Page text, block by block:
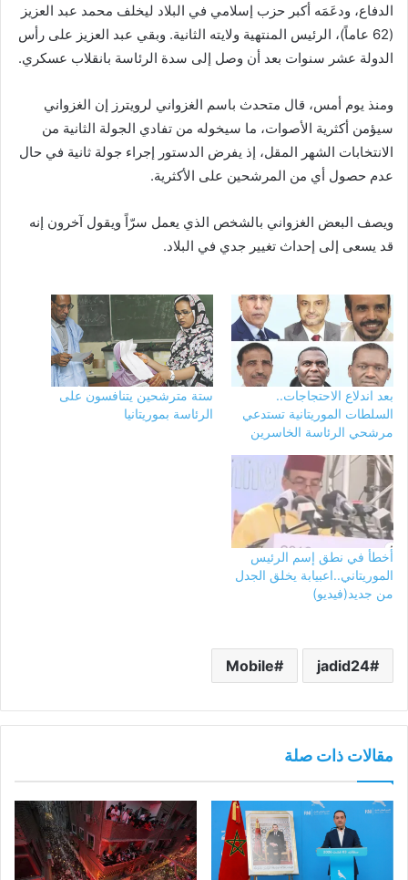
الدفاع، ودعَمَه أكبر حزب إسلامي في البلاد ليخلف محمد عبد العزيز
(62 عاماً)، الرئيس المنتهية ولايته الثانية. وبقي عبد العزيز على رأس
الدولة عشر سنوات بعد أن وصل إلى سدة الرئاسة بانقلاب عسكري.
ومنذ يوم أمس، قال متحدث باسم الغزواني لرويترز إن الغزواني
سيؤمن أكثرية الأصوات، ما سيخوله من تفادي الجولة الثانية من
الانتخابات الشهر المقل، إذ يفرض الدستور إجراء جولة ثانية في حال
عدم حصول أي من المرشحين على الأكثرية.
ويصف البعض الغزواني بالشخص الذي يعمل سرّاً ويقول آخرون إنه
قد يسعى إلى إحداث تغيير جدي في البلاد.
بعد اندلاع الاحتجاجات..
السلطات الموريتانية تستدعي
مرشحي الرئاسة الخاسرين
ستة مترشحين يتنافسون على
الرئاسة بموريتانيا
أخطأ في نطق إسم الرئيس
الموريتاني..اعبيابة يخلق الجدل
من جديد(فيديو)
jadid24
Mobile
مقالات ذات صلة